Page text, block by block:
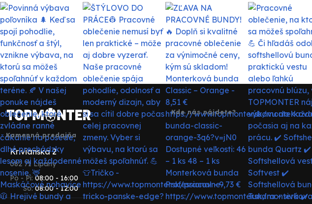
Kamenná predajňa
Krivianska 2
082 71 Lipany
Po - Pi:
So:
08:00 - 16:00
08:00 - 12:00
Kde nás nájdete?